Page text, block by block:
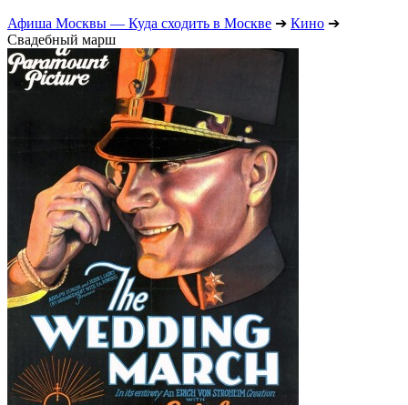
Афиша Москвы — Куда сходить в Москве ➔ Кино ➔
Свадебный марш